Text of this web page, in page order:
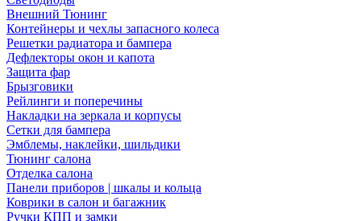
Внешний Тюнинг
Контейнеры и чехлы запасного колеса
Решетки радиатора и бампера
Дефлекторы окон и капота
Защита фар
Брызговики
Рейлинги и поперечины
Накладки на зеркала и корпусы
Сетки для бампера
Эмблемы, наклейки, шильдики
Тюнинг салона
Отделка салона
Панели приборов | шкалы и кольца
Коврики в салон и багажник
Ручки КПП и замки